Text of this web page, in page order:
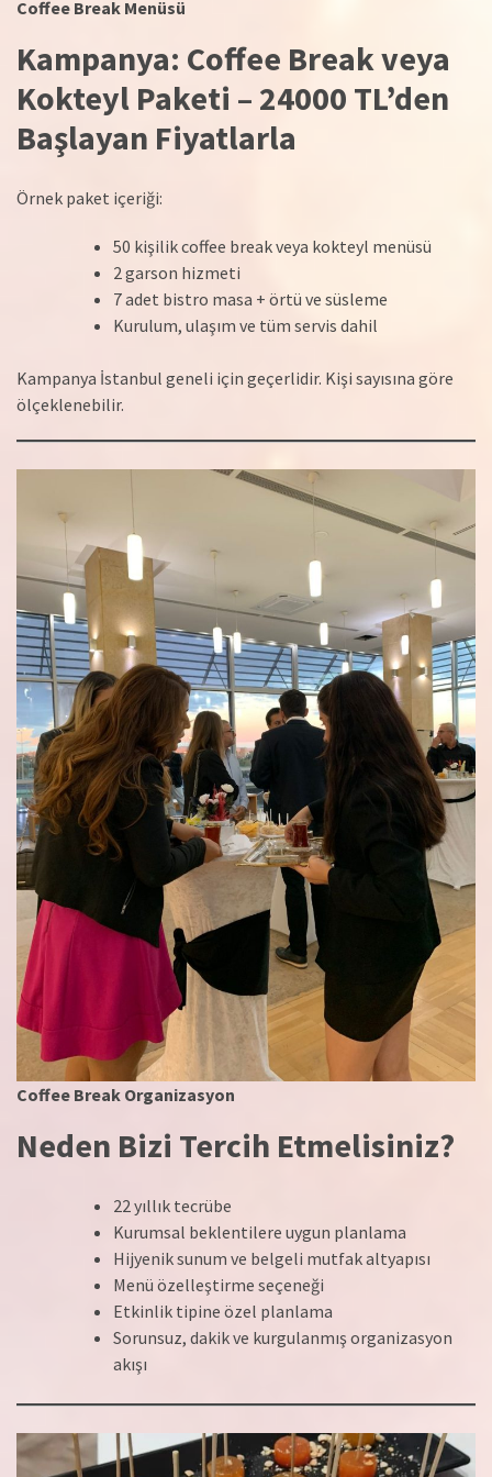
Coffee Break Menüsü
Kampanya: Coffee Break veya
Kokteyl Paketi – 24000 TL’den
Başlayan Fiyatlarla
Örnek paket içeriği:
50 kişilik coffee break veya kokteyl menüsü
2 garson hizmeti
7 adet bistro masa + örtü ve süsleme
Kurulum, ulaşım ve tüm servis dahil
Kampanya İstanbul geneli için geçerlidir. Kişi sayısına göre
ölçeklenebilir.
Coffee Break Organizasyon
Neden Bizi Tercih Etmelisiniz?
22 yıllık tecrübe
Kurumsal beklentilere uygun planlama
Hijyenik sunum ve belgeli mutfak altyapısı
Menü özelleştirme seçeneği
Etkinlik tipine özel planlama
Sorunsuz, dakik ve kurgulanmış organizasyon
akışı